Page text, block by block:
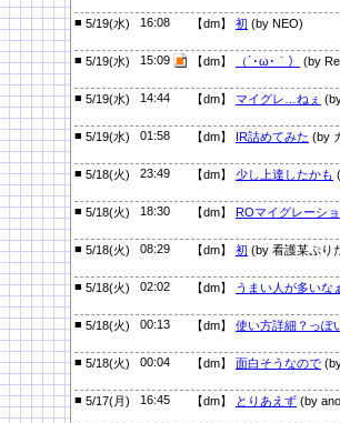
■ 5/19(水) 16:08 【dm】 初 (by NEO)
■ 5/19(水) 15:09 【dm】 （´･ω･｀） (by
■ 5/19(水) 14:44 【dm】 マイグレ…ねぇ
■ 5/19(水) 01:58 【dm】 IR詰めてみた (by
■ 5/18(火) 23:49 【dm】 少し上達したかも
■ 5/18(火) 18:30 【dm】 ROマイグレーシ
■ 5/18(火) 08:29 【dm】 初 (by 看護某ぷり
■ 5/18(火) 02:02 【dm】 うまい人が多いな
■ 5/18(火) 00:13 【dm】 使い方詳細？っぽ
■ 5/18(火) 00:04 【dm】 面白そうなので
■ 5/17(月) 16:45 【dm】 とりあえず (by